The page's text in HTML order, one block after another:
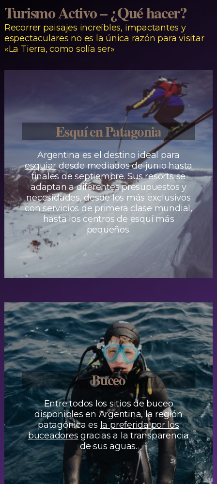
Turismo Activo – ¿Qué hacer?
Recorrer paisajes increíbles, impactantes y
espectaculares no es la única razón para visitar
«La Tierra, como solía ser»
Esquí en Patagonia
Argentina es el destino ideal para
esquiardesde mediados de junio hasta
finales de septiembre. Sus resorts se
adaptan a diferentes presupuestos y
necesidades, desde los más exclusivos
con servicios de primera clase mundial,
hasta los centros de esquí más
pequeños.
Buceo
Entre todos los sitios de buceo
disponibles en Argentina, la región
patagónica es la preferida por los
buceadores gracias a la transparencia
de sus aguas.